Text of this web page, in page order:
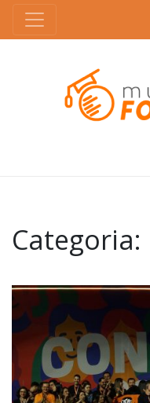
Categoria: